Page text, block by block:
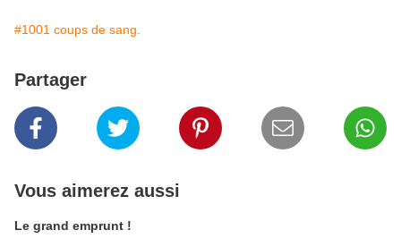
#1001 coups de sang.
Partager
Vous aimerez aussi
Le grand emprunt !